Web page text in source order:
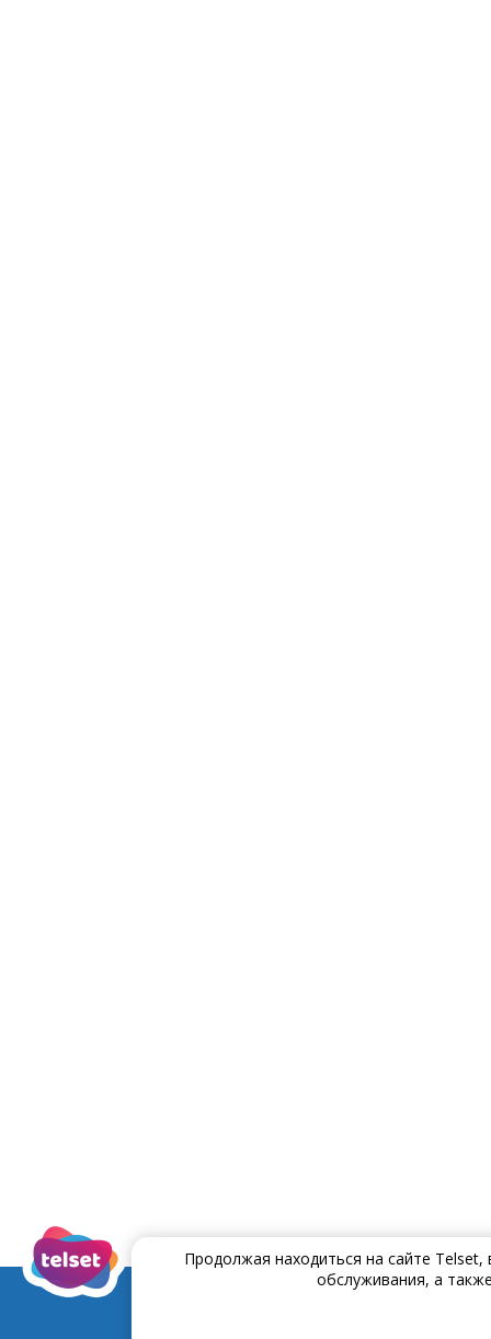
Продолжая находиться на сайте
обслуживания, а